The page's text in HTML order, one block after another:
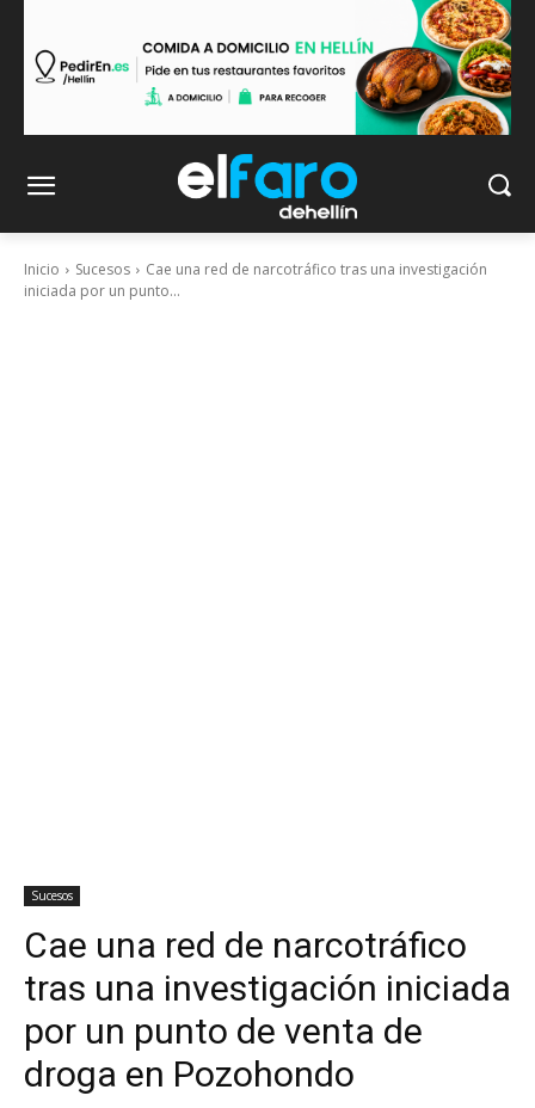
Inicio Sucesos
Cae una red de narcotráfico tras una investigación
iniciada por un punto...
Sucesos
Cae una red de narcotráfico
tras una investigación iniciada
por un punto de venta de
droga en Pozohondo